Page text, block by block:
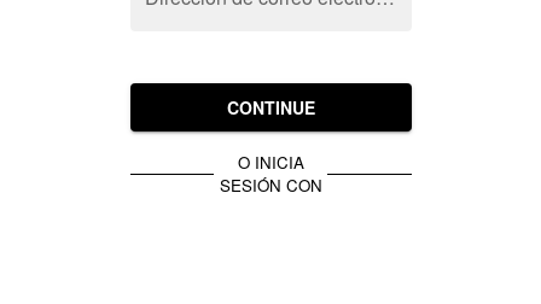
CONTINUE
O INICIA
SESIÓN CON